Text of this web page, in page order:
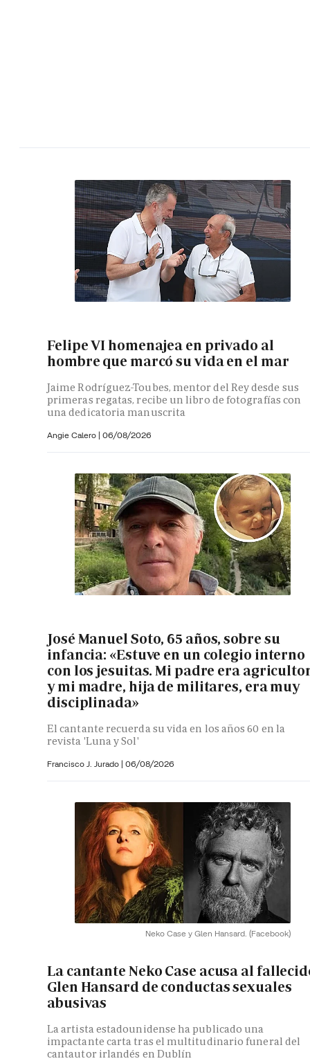
Felipe VI homenajea en privado al
hombre que marcó su vida en el mar
Jaime Rodríguez-Toubes, mentor del Rey desde sus
primeras regatas, recibe un libro de fotografías con
una dedicatoria manuscrita
Angie Calero | 06/08/2026
José Manuel Soto, 65 años, sobre su
infancia: «Estuve en un colegio interno
con los jesuitas. Mi padre era
y mi madre, hija de militares, era muy
disciplinada»
El cantante recuerda su vida en los años 60 en la
revista 'Luna y Sol'
Francisco J. Jurado | 06/08/2026
Neko Case y Glen Hansard. (Facebook)
La cantante Neko Case acusa al
Glen Hansard de conductas sexuales
abusivas
La artista estadounidense ha publicado una
impactante carta tras el multitudinario funeral del
cantautor irlandés en Dublín